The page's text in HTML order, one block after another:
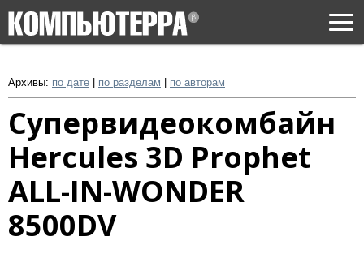
Архивы: по дате по разделам по авторам
Супервидеокомбайн
Hercules 3D Prophet
ALL-IN-WONDER
8500DV